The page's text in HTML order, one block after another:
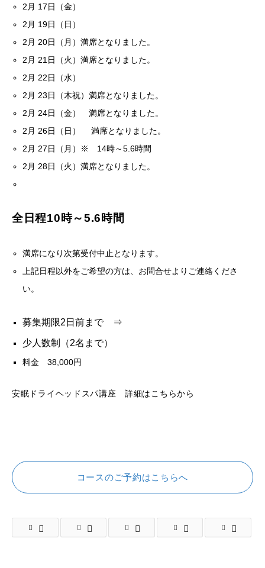
2月 17日（金）
2月 19日（日）
2月 20日（月）満席となりました。
2月 21日（火）満席となりました。
2月 22日（水）
2月 23日（木祝）満席となりました。
2月 24日（金） 満席となりました。
2月 26日（日） 満席となりました。
2月 27日（月）※ 14時～5.6時間
2月 28日（火）満席となりました。
全日程10時～5.6時間
満席になり次第受付中止となります。
上記日程以外をご希望の方は、お問合せよりご連絡くださ
い。
募集期限2日前まで ⇒
少人数制（2名まで）
料金 38,000円
安眠ドライヘッドスパ講座 詳細はこちらから
コースのご予約はこちらへ